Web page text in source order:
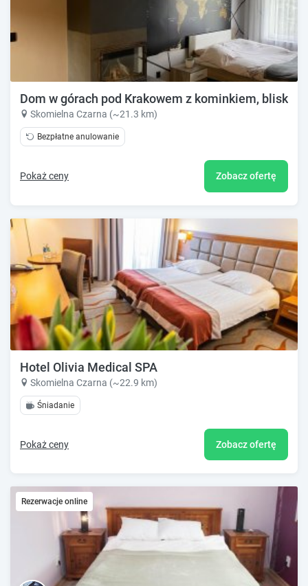
Dom w górach pod Krakowem z kominkiem, blisko
Skomielna Czarna (~21.3 km)
Bezpłatne anulowanie
Pokaż ceny Zobacz ofertę
Hotel Olivia Medical SPA
Skomielna Czarna (~22.9 km)
Śniadanie
Pokaż ceny Zobacz ofertę
Rezerwacje online